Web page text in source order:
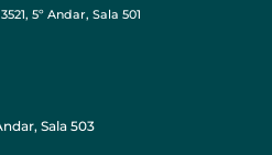
5º Andar, Sala 501
Sala 503